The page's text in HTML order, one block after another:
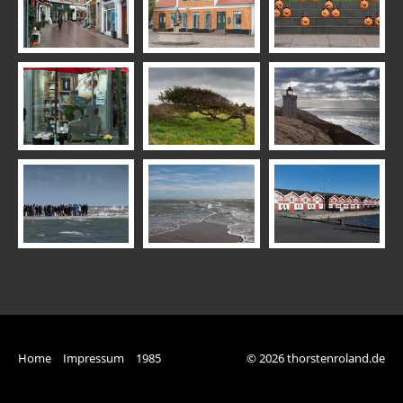
Am Strand
Leuchtturm
Bremen
Dänemark
Essen Zeche Zollverein Kokerei
Essen Grugapark
Gewitter
Holland
Landscape
Home Impressum 1985 © 2026 thorstenroland.de